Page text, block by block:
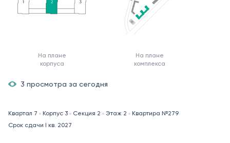
На плане
корпуса
На плане
комплекса
3 просмотра за сегодня
Квартал 7 Корпус 3 Секция 2 Этаж 2
Квартира №279
Срок сдачи I кв. 2027